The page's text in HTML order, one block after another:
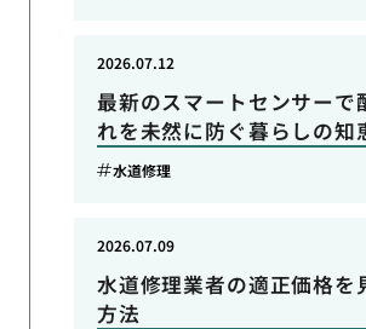
最新のスマートセンサーで
れを未然に防ぐ暮らしの知
2026.07.12
水道修理
水道修理業者の適正価格を
方法
2026.07.09